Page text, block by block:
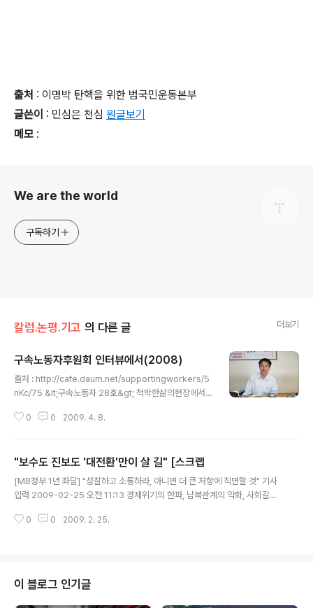
출처 : 이명박 탄핵을 위한 범국민운동본부
글쓴이 : 민심은 천심 원글보기
메모 :
We are the world
구독하기
칼럼.논평.기고 의 다른 글 더보기
구속노동자후원회 인터뷰에서(2008)
출처 : http://cafe.daum.net/supportingworkers/5
nKc/75 &lt;구속노동자 28호&gt; 척박한삶의현장에서
자후원회 이광열 사무국장 08.05.19 &lt;구속노동자 28
0 0 2009. 4. 8.
"보수도 진보도 '대전환'만이 살 길" [스크랩
[MB정부 1년 좌담] "성찰하고 소통하라, 아니면 더 큰 저항에 직면할 것" 기사
입력 2009-02-25 오전 11:13 경제위기의 한파, 남북관계의 악화, 사회갈등
다. 대통령 지지율은 간신히 30%대를 맴돈다. 보통사람이 체감하는 오늘의
0 0 2009. 2. 25.
이 블로그 인기글